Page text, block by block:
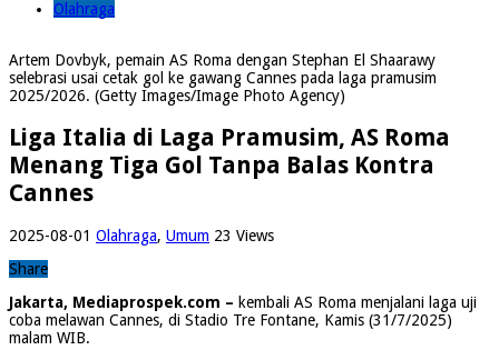
Olahraga
Artem Dovbyk, pemain AS Roma dengan Stephan El Shaarawy
selebrasi usai cetak gol ke gawang Cannes pada laga pramusim
2025/2026. (Getty Images/Image Photo Agency)
Liga Italia di Laga Pramusim, AS Roma
Menang Tiga Gol Tanpa Balas Kontra
Cannes
2025-08-01 Olahraga, Umum 23 Views
Share
Jakarta, Mediaprospek.com – kembali AS Roma menjalani laga uji
coba melawan Cannes, di Stadio Tre Fontane, Kamis (31/7/2025)
malam WIB.